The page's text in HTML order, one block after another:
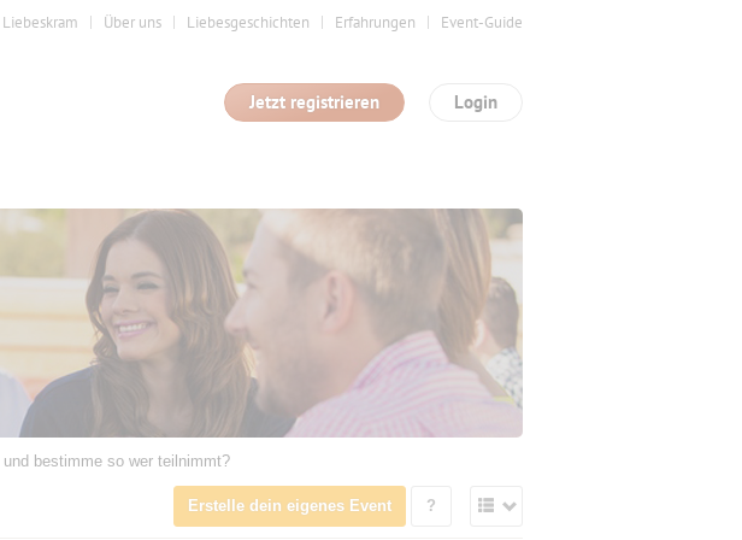
Liebeskram Über uns Liebesgeschichten Erfahrungen Event-Guide
Login
Jetzt registrieren
und bestimme so wer teilnimmt?
Erstelle dein eigenes Event ?